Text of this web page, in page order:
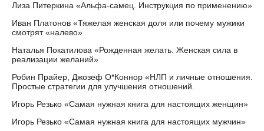
Лиза Питеркина «Альфа-самец. Инструкция по применению»
Иван Платонов «Тяжелая женская доля или почему мужики
смотрят «налево»
Наталья Покатилова «Рожденная желать. Женская сила в
реализации желаний»
Робин Прайер, Джозеф О*Коннор «НЛП и личные отношения.
Простые стратегии для улучшения отношений.
Игорь Резько «Самая нужная книга для настоящих женщин»
Игорь Резько «Самая нужная книга для настоящих мужчин»